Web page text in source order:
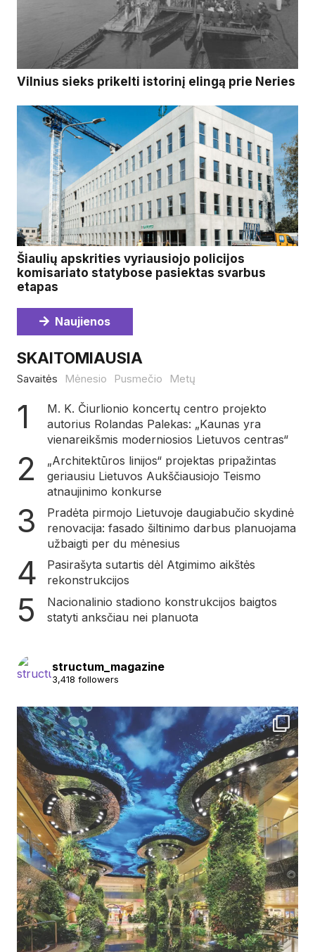
Vilnius sieks prikelti istorinį elingą prie Neries
Šiaulių apskrities vyriausiojo policijos
komisariato statybose pasiektas svarbus
etapas
Naujienos
SKAITOMIAUSIA
Savaitės Mėnesio Pusmečio Metų
M. K. Čiurlionio koncertų centro projekto
autorius Rolandas Palekas: „Kaunas yra
vienareikšmis moderniosios Lietuvos centras“
„Architektūros linijos“ projektas pripažintas
geriausiu Lietuvos Aukščiausiojo Teismo
atnaujinimo konkurse
Pradėta pirmojo Lietuvoje daugiabučio skydinė
renovacija: fasado šiltinimo darbus planuojama
užbaigti per du mėnesius
Pasirašyta sutartis dėl Atgimimo aikštės
rekonstrukcijos
Nacionalinio stadiono konstrukcijos baigtos
statyti anksčiau nei planuota
structum_magazine
3,418 followers